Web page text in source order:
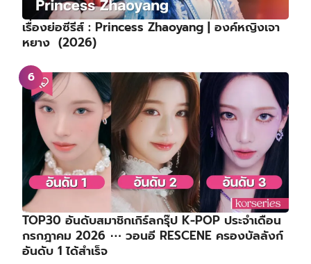
เรื่องย่อซีรีส์ : Princess Zhaoyang | องค์หญิงเจา
หยาง (2026)
TOP30 อันดับสมาชิกเกิร์ลกรุ๊ป K-POP ประจำเดือน
กรกฎาคม 2026 ⋯ วอนอี RESCENE ครองบัลลังก์
อันดับ 1 ได้สำเร็จ